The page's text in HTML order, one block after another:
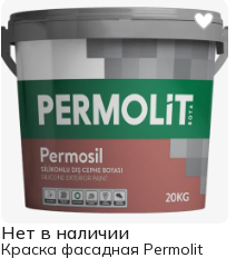
Нет в наличии
Краска фасадная Permolit